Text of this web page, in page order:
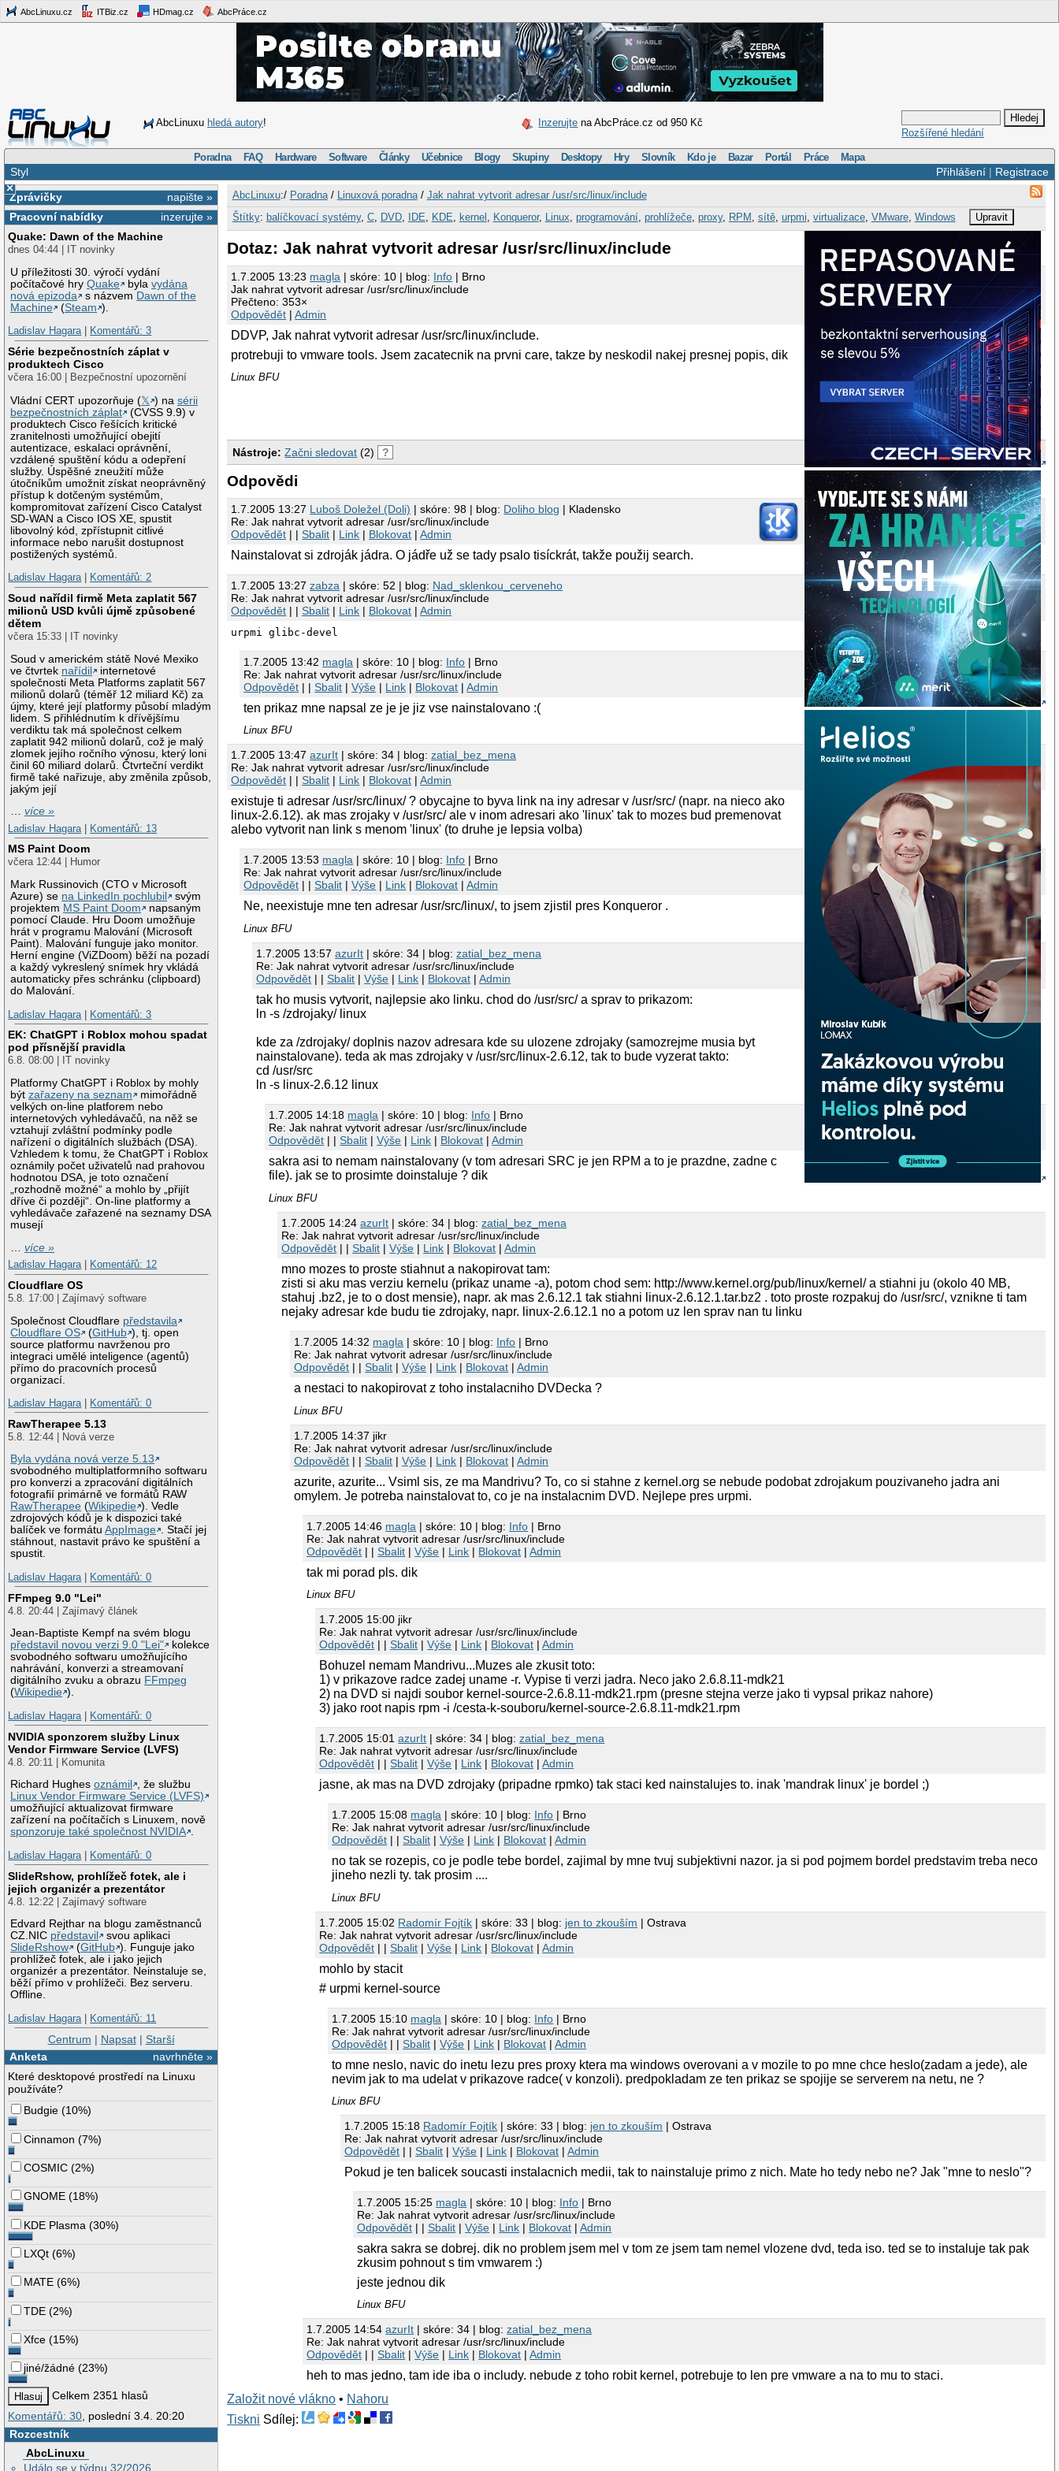
AbcLinuxu.cz ITBiz.cz HDmag.cz AbcPráce.cz
AbcLinuxu hledá autory! Inzerujte na AbcPráce.cz od 950 Kč
Rozšířené hledání
Poradna FAQ Hardware Software Články Učebnice Blogy Skupiny Desktopy Hry Slovník Kdo je Bazar Portál Práce Mapa
Přihlášení| Registrace
Styl
×
napište »
Zprávičky
inzerujte »
Pracovní nabídky
Quake: Dawn of the Machine
dnes 04:44 | IT novinky
U příležitosti 30. výročí vydání
počítačové hryQuake bylavydána
nová epizoda
s názvem Dawn of the
Machine
(Steam ).
Ladislav Hagara| Komentářů: 3
Série bezpečnostních záplat v
produktech Cisco
včera 16:00 | Bezpečnostní upozornění
Vládní CERT upozorňuje (𝕏 ) nasérii
bezpečnostních záplat
(CVSS 9.9) v
produktech Cisco řešících kritické
zranitelnosti umožňující obejití
autentizace, eskalaci oprávnění,
vzdálené spuštění kódu a odepření
služby. Úspěšné zneužití může
útočníkům umožnit získat neoprávněný
přístup k dotčeným systémům,
kompromitovat zařízení Cisco Catalyst
SD-WAN a Cisco IOS XE, spustit
libovolný kód, zpřístupnit citlivé
informace nebo narušit dostupnost
postižených systémů.
Ladislav Hagara| Komentářů: 2
Soud nařídil firmě Meta zaplatit 567
milionů USD kvůli újmě způsobené
dětem
včera 15:33 | IT novinky
Soud v americkém státě Nové Mexiko
ve čtvrtek nařídil
internetové
společnosti Meta Platforms zaplatit 567
milionů dolarů (téměř 12 miliard Kč) za
újmy, které její platformy působí mladým
lidem. S přihlédnutím k dřívějšímu
verdiktu tak má společnost celkem
zaplatit 942 milionů dolarů, což je malý
zlomek jejího ročního výnosu, který loni
činil 60 miliard dolarů. Čtvrteční verdikt
firmě také nařizuje, aby změnila způsob,
jakým její
…více »
Ladislav Hagara
Komentářů: 13
MS Paint Doom
včera 12:44 | Humor
Mark Russinovich (CTO v Microsoft
Azure) se na LinkedIn pochlubil
svým
projektem MS Paint Doom
napsaným
pomocí Claude. Hru Doom umožňuje
hrát v programu Malování (Microsoft
Paint). Malování funguje jako monitor.
Herní engine (ViZDoom) běží na pozadí
a každý vykreslený snímek hry vkládá
automaticky přes schránku (clipboard)
do Malování.
Ladislav Hagara
Komentářů: 3
EK: ChatGPT i Roblox mohou spadat
pod přísnější pravidla
6.8. 08:00 | IT novinky
Platformy ChatGPT i Roblox by mohly
býtzařazeny na seznam
mimořádně
velkých on-line platforem nebo
internetových vyhledávačů, na něž se
vztahují zvláštní podmínky podle
nařízení o digitálních službách (DSA).
Vzhledem k tomu, že ChatGPT i Roblox
oznámily počet uživatelů nad prahovou
hodnotou DSA, je toto označení
„rozhodně možné“ a mohlo by „přijít
dříve či později“. On-line platformy a
vyhledávače zařazené na seznamy DSA
musejí
…více »
Ladislav Hagara| Komentářů: 12
Cloudflare OS
5.8. 17:00 | Zajímavý software
Společnost Cloudflare představila
Cloudflare OS
(GitHub ), tj. open
source platformu navrženou pro
integraci umělé inteligence (agentů)
přímo do pracovních procesů
organizací.
Ladislav Hagara| Komentářů: 0
RawTherapee 5.13
5.8. 12:44 | Nová verze
Byla vydána nová verze 5.13
svobodného multiplatformního softwaru
pro konverzi a zpracování digitálních
fotografií primárně ve formátů RAW
RawTherapee (Wikipedie ). Vedle
zdrojových kódů je k dispozici také
balíček ve formátuAppImage . Stačí jej
stáhnout, nastavit právo ke spuštění a
spustit.
Ladislav Hagara| Komentářů: 0
FFmpeg 9.0 "Lei"
4.8. 20:44 | Zajímavý článek
Jean-Baptiste Kempf na svém blogu
představil novou verzi 9.0 "Lei"
kolekce
svobodného softwaru umožňujícího
nahrávání, konverzi a streamovaní
digitálního zvuku a obrazu FFmpeg
(Wikipedie ).
Ladislav Hagara| Komentářů: 0
NVIDIA sponzorem služby Linux
Vendor Firmware Service (LVFS)
4.8. 20:11 | Komunita
Richard Hughesoznámil
, že službu
Linux Vendor Firmware Service (LVFS)
umožňující aktualizovat firmware
zařízení na počítačích s Linuxem, nově
sponzoruje také společnost NVIDIA .
Ladislav Hagara| Komentářů: 0
SlideRshow, prohlížeč fotek, ale i
jejich organizér a prezentátor
4.8. 12:22 | Zajímavý software
Edvard Rejthar na blogu zaměstnanců
CZ.NIC představil
svou aplikaci
SlideRshow
(GitHub ). Funguje jako
prohlížeč fotek, ale i jako jejich
organizér a prezentátor. Neinstaluje se,
běží přímo v prohlížeči. Bez serveru.
Offline.
Ladislav Hagara| Komentářů: 11
Centrum | Napsat| Starší
navrhněte »
Anketa
Které desktopové prostředí na Linuxu
používáte?
Budgie (10%)
Cinnamon (7%)
COSMIC (2%)
GNOME (18%)
KDE Plasma (30%)
LXQt (6%)
MATE (6%)
TDE (2%)
Xfce (15%)
jiné/žádné (23%)
Celkem 2351 hlasů
Komentářů: 30 , poslední 3.4. 20:20
Rozcestník
AbcLinuxu
Událo se v týdnu 32/2026
AbcLinuxu:/ Poradna/ Linuxová poradna/ Jak nahrat vytvorit adresar /usr/src/linux/include
Štítky: balíčkovací systémy, C, DVD, IDE KDE kernel Konqueror, Linux programování, prohlížeče, proxy, RPM sítě, urpmi virtualizace, VMware, Windows Upravit
Dotaz: Jak nahrat vytvorit adresar /usr/src/linux/include
1.7.2005 13:23 magla | skóre: 10 | blog: Info | Brno
Jak nahrat vytvorit adresar /usr/src/linux/include
Přečteno: 353×
Odpovědět |Admin
DDVP, Jak nahrat vytvorit adresar /usr/src/linux/include.
protrebuji to vmware tools. Jsem zacatecnik na prvni care, takze by neskodil nakej presnej popis, dik
Linux BFU
Nástroje: Začni sledovat (2) ?
Odpovědi
1.7.2005 13:27 Luboš Doležel (Doli) | skóre: 98 | blog: Doliho blog | Kladensko
Re: Jak nahrat vytvorit adresar /usr/src/linux/include
Odpovědět | |Sbalit | Link | Blokovat |Admin
Nainstalovat si zdroják jádra. O jádře už se tady psalo tisíckrát, takže použij search.
1.7.2005 13:27zabza | skóre: 52 | blog: Nad_sklenkou_cerveneho
Re: Jak nahrat vytvorit adresar /usr/src/linux/include
Odpovědět | |Sbalit | Link | Blokovat |Admin
urpmi glibc-devel
1.7.2005 13:42 magla | skóre: 10 | blog: Info | Brno
Re: Jak nahrat vytvorit adresar /usr/src/linux/include
Odpovědět | |Sbalit |Výše | Link | Blokovat |Admin
ten prikaz mne napsal ze je je jiz vse nainstalovano :(
Linux BFU
1.7.2005 13:47azurIt | skóre: 34 | blog:zatial_bez_mena
Re: Jak nahrat vytvorit adresar /usr/src/linux/include
Odpovědět | |Sbalit | Link | Blokovat |Admin
existuje ti adresar /usr/src/linux/ ? obycajne to byva link na iny adresar v /usr/src/ (napr. na nieco ako
linux-2.6.12). ak mas zrojaky v /usr/src/ ale v inom adresari ako 'linux' tak to mozes bud premenovat
alebo vytvorit nan link s menom 'linux' (to druhe je lepsia volba)
1.7.2005 13:53 magla | skóre: 10 | blog: Info | Brno
Re: Jak nahrat vytvorit adresar /usr/src/linux/include
Odpovědět | |Sbalit |Výše | Link | Blokovat |Admin
Ne, neexistuje mne ten adresar /usr/src/linux/, to jsem zjistil pres Konqueror .
Linux BFU
1.7.2005 13:57azurIt | skóre: 34 | blog:zatial_bez_mena
Re: Jak nahrat vytvorit adresar /usr/src/linux/include
Odpovědět | |Sbalit |Výše | Link | Blokovat |Admin
tak ho musis vytvorit, najlepsie ako linku. chod do /usr/src/ a sprav to prikazom:
ln -s /zdrojaky/ linux
kde za /zdrojaky/ doplnis nazov adresara kde su ulozene zdrojaky (samozrejme musia byt
nainstalovane). teda ak mas zdrojaky v /usr/src/linux-2.6.12, tak to bude vyzerat takto:
cd /usr/src
ln -s linux-2.6.12 linux
1.7.2005 14:18 magla | skóre: 10 | blog: Info | Brno
Re: Jak nahrat vytvorit adresar /usr/src/linux/include
Odpovědět | |Sbalit |Výše | Link | Blokovat |Admin
sakra asi to nemam nainstalovany (v tom adresari SRC je jen RPM a to je prazdne, zadne c
file). jak se to prosimte doinstaluje ? dik
Linux BFU
1.7.2005 14:24azurIt | skóre: 34 | blog:zatial_bez_mena
Re: Jak nahrat vytvorit adresar /usr/src/linux/include
Odpovědět | |Sbalit |Výše | Link | Blokovat |Admin
mno mozes to proste stiahnut a nakopirovat tam:
zisti si aku mas verziu kernelu (prikaz uname -a), potom chod sem: http://www.kernel.org/pub/linux/kernel/ a stiahni ju (okolo 40 MB,
stahuj .bz2, je to o dost mensie), napr. ak mas 2.6.12.1 tak stiahni linux-2.6.12.1.tar.bz2 . toto proste rozpakuj do /usr/src/, vznikne ti tam
nejaky adresar kde budu tie zdrojaky, napr. linux-2.6.12.1 no a potom uz len sprav nan tu linku
1.7.2005 14:32 magla | skóre: 10 | blog: Info | Brno
Re: Jak nahrat vytvorit adresar /usr/src/linux/include
Odpovědět | |Sbalit |Výše | Link | Blokovat |Admin
a nestaci to nakopirovat z toho instalacniho DVDecka ?
Linux BFU
1.7.2005 14:37 jikr
Re: Jak nahrat vytvorit adresar /usr/src/linux/include
Odpovědět | |Sbalit |Výše | Link | Blokovat |Admin
azurite, azurite... Vsiml sis, ze ma Mandrivu? To, co si stahne z kernel.org se nebude podobat zdrojakum pouzivaneho jadra ani
omylem. Je potreba nainstalovat to, co je na instalacnim DVD. Nejlepe pres urpmi.
1.7.2005 14:46 magla | skóre: 10 | blog: Info | Brno
Re: Jak nahrat vytvorit adresar /usr/src/linux/include
Odpovědět | |Sbalit |Výše | Link | Blokovat |Admin
tak mi porad pls. dik
Linux BFU
1.7.2005 15:00 jikr
Re: Jak nahrat vytvorit adresar /usr/src/linux/include
Odpovědět | |Sbalit |Výše | Link | Blokovat |Admin
Bohuzel nemam Mandrivu...Muzes ale zkusit toto:
1) v prikazove radce zadej uname -r. Vypise ti verzi jadra. Neco jako 2.6.8.11-mdk21
2) na DVD si najdi soubor kernel-source-2.6.8.11-mdk21.rpm (presne stejna verze jako ti vypsal prikaz nahore)
3) jako root napis rpm -i /cesta-k-souboru/kernel-source-2.6.8.11-mdk21.rpm
1.7.2005 15:01azurIt | skóre: 34 | blog:zatial_bez_mena
Re: Jak nahrat vytvorit adresar /usr/src/linux/include
Odpovědět | |Sbalit |Výše | Link | Blokovat |Admin
jasne, ak mas na DVD zdrojaky (pripadne rpmko) tak staci ked nainstalujes to. inak 'mandrak linux' je bordel ;)
1.7.2005 15:08 magla | skóre: 10 | blog: Info | Brno
Re: Jak nahrat vytvorit adresar /usr/src/linux/include
Odpovědět | |Sbalit |Výše | Link | Blokovat |Admin
no tak se rozepis, co je podle tebe bordel, zajimal by mne tvuj subjektivni nazor. ja si pod pojmem bordel predstavim treba neco
jineho nezli ty. tak prosim ....
Linux BFU
1.7.2005 15:02 Radomír Fojtík | skóre: 33 | blog: jen to zkouším | Ostrava
Re: Jak nahrat vytvorit adresar /usr/src/linux/include
Odpovědět | |Sbalit |Výše | Link | Blokovat |Admin
mohlo by stacit
# urpmi kernel-source
1.7.2005 15:10 magla | skóre: 10 | blog: Info | Brno
Re: Jak nahrat vytvorit adresar /usr/src/linux/include
Odpovědět | |Sbalit |Výše | Link | Blokovat |Admin
to mne neslo, navic do inetu lezu pres proxy ktera ma windows overovani a v mozile to po mne chce heslo(zadam a jede), ale
nevim jak to ma udelat v prikazove radce( v konzoli). predpokladam ze ten prikaz se spojije se serverem na netu, ne ?
Linux BFU
1.7.2005 15:18 Radomír Fojtík | skóre: 33 | blog: jen to zkouším | Ostrava
Re: Jak nahrat vytvorit adresar /usr/src/linux/include
Odpovědět | |Sbalit |Výše | Link | Blokovat |Admin
Pokud je ten balicek soucasti instalacnich medii, tak to nainstaluje primo z nich. Mate ho tedy nebo ne? Jak "mne to neslo"?
1.7.2005 15:25 magla | skóre: 10 | blog: Info | Brno
Re: Jak nahrat vytvorit adresar /usr/src/linux/include
Odpovědět | |Sbalit |Výše | Link | Blokovat |Admin
sakra sakra se dobrej. dik no problem jsem mel v tom ze jsem tam nemel vlozene dvd, teda iso. ted se to instaluje tak pak
zkusim pohnout s tim vmwarem :)
jeste jednou dik
Linux BFU
1.7.2005 14:54azurIt | skóre: 34 | blog:zatial_bez_mena
Re: Jak nahrat vytvorit adresar /usr/src/linux/include
Odpovědět | |Sbalit |Výše | Link | Blokovat |Admin
heh to mas jedno, tam ide iba o includy. nebude z toho robit kernel, potrebuje to len pre vmware a na to mu to staci.
Založit nové vlákno • Nahoru
Tiskni Sdílej: